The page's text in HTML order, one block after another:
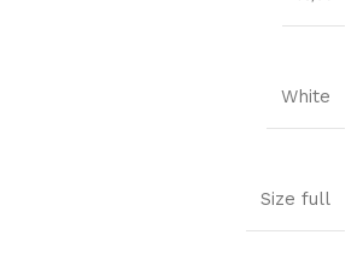
White
Size full